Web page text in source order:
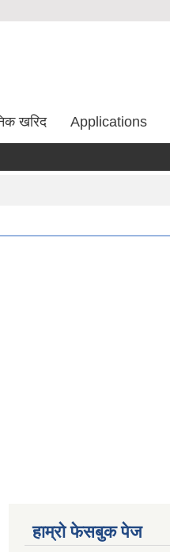
खरिद Applications
हाम्रो फेसबुक पेज